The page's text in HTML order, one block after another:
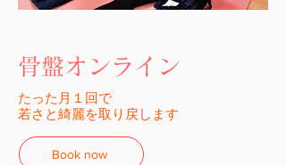
骨盤オンライン
たった月１回で
​若さと綺麗を取り戻します
Book now